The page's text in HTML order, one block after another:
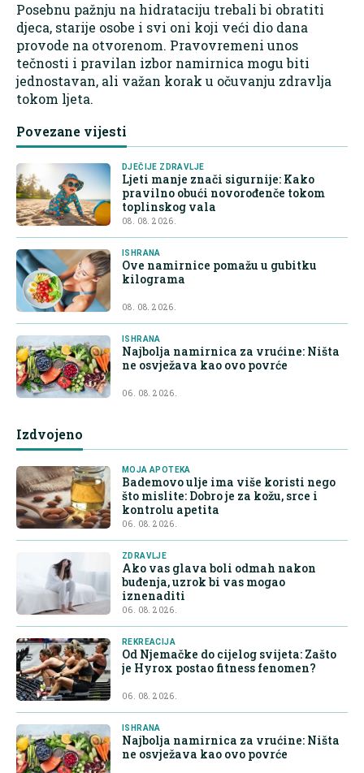
Posebnu pažnju na hidrataciju trebali bi obratiti
djeca, starije osobe i svi oni koji veći dio dana
provode na otvorenom. Pravovremeni unos
tečnosti i pravilan izbor namirnica mogu biti
jednostavan, ali važan korak u očuvanju zdravlja
tokom ljeta.
Povezane vijesti
DJEČIJE ZDRAVLJE
Ljeti manje znači sigurnije: Kako
pravilno obući novorođenče tokom
toplinskog vala
08. 08. 2026.
ISHRANA
Ove namirnice pomažu u gubitku
kilograma
08. 08. 2026.
ISHRANA
Najbolja namirnica za vrućine: Ništa
ne osvježava kao ovo povrće
06. 08. 2026.
Izdvojeno
MOJA APOTEKA
Bademovo ulje ima više koristi nego
što mislite: Dobro je za kožu, srce i
kontrolu apetita
06. 08. 2026.
ZDRAVLJE
Ako vas glava boli odmah nakon
buđenja, uzrok bi vas mogao
iznenaditi
06. 08. 2026.
REKREACIJA
Od Njemačke do cijelog svijeta: Zašto
je Hyrox postao fitness fenomen?
06. 08. 2026.
ISHRANA
Najbolja namirnica za vrućine: Ništa
ne osvježava kao ovo povrće